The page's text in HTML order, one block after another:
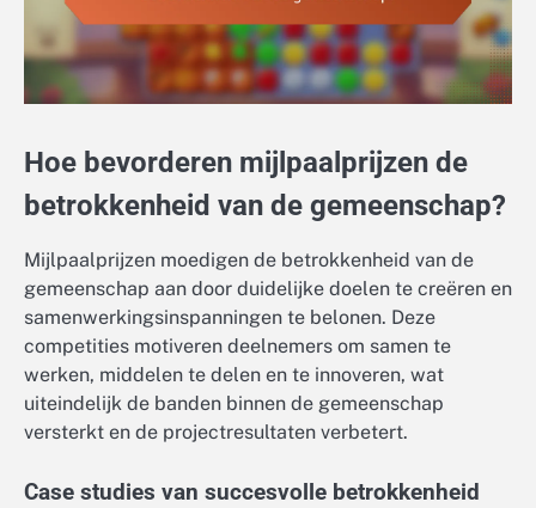
Hoe bevorderen mijlpaalprijzen de
betrokkenheid van de gemeenschap?
Mijlpaalprijzen moedigen de betrokkenheid van de
gemeenschap aan door duidelijke doelen te creëren en
samenwerkingsinspanningen te belonen. Deze
competities motiveren deelnemers om samen te
werken, middelen te delen en te innoveren, wat
uiteindelijk de banden binnen de gemeenschap
versterkt en de projectresultaten verbetert.
Case studies van succesvolle betrokkenheid